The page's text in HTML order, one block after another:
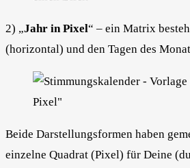
2) „Jahr in Pixel“ – ein Matrix
(horizontal) und den Tagen des
Beide Darstellungsformen haben
einzelne Quadrat (Pixel) für Deine